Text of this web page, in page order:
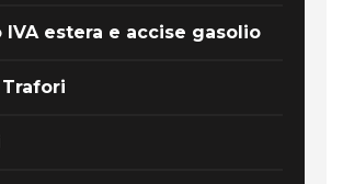
IVA estera e accise gasolio